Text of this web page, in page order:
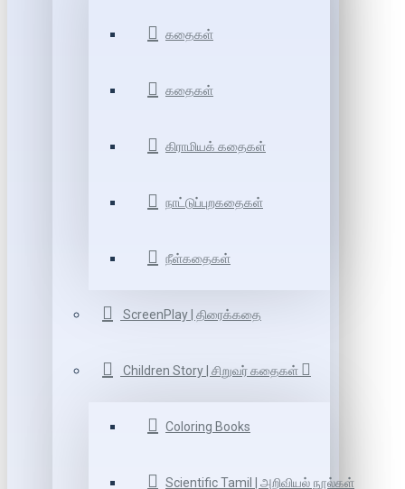
கதைகள்
கதைகள்
கிராமியக் கதைகள்
நாட்டுப்புறகதைகள்
நீள்கதைகள்
ScreenPlay | திரைக்கதை
Children Story | சிறுவர் கதைகள்
Coloring Books
Scientific Tamil | அறிவியல் நூல்கள்